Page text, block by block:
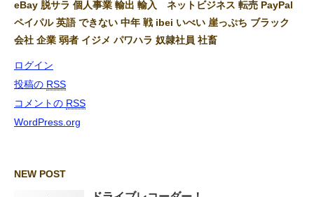
eBay 脱サラ 個人事業 輸出 輸入 ネットビジネス 転売 PayPal
ペイパル 英語 できない 中年 戦 ibei いべい 崖っぷち ブラック
会社 企業 弱者 イジメ パワハラ 奴隷社員 社畜
ログイン
投稿の RSS
コメントの RSS
WordPress.org
NEW POST